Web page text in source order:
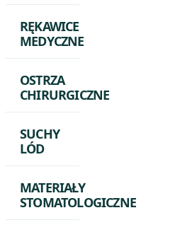
RĘKAWICE
MEDYCZNE
OSTRZA
CHIRURGICZNE
SUCHY
LÓD
MATERIAŁY
STOMATOLOGICZNE